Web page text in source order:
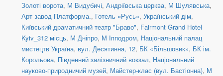
Золоті ворота, М Видубичі, Андріївська церква, М Шулявська,
Арт-завод Платформа., Готель «Русь», Український дім,
Київський драматичний театр "Браво", Fairmont Grand Hotel
Kyiv_312 місць, М Дніпро, М Іпподром, Національний палац
мистецтв Україна, вул. Десятинна, 12, БК «Більшовик», БК ім.
Корольова, Південний залізничний вокзал, Національний
науково-природничий музей, Майстер-клас (вул. Бастіонна), М